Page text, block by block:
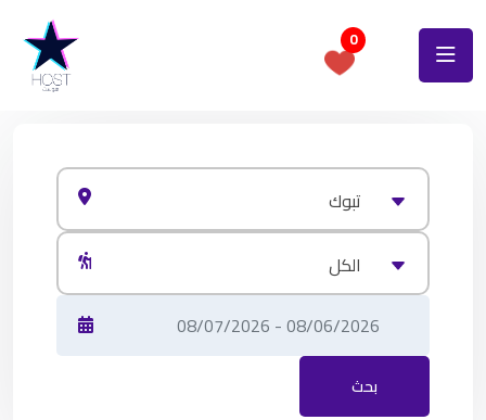
0
تبوك
الكل
بحث